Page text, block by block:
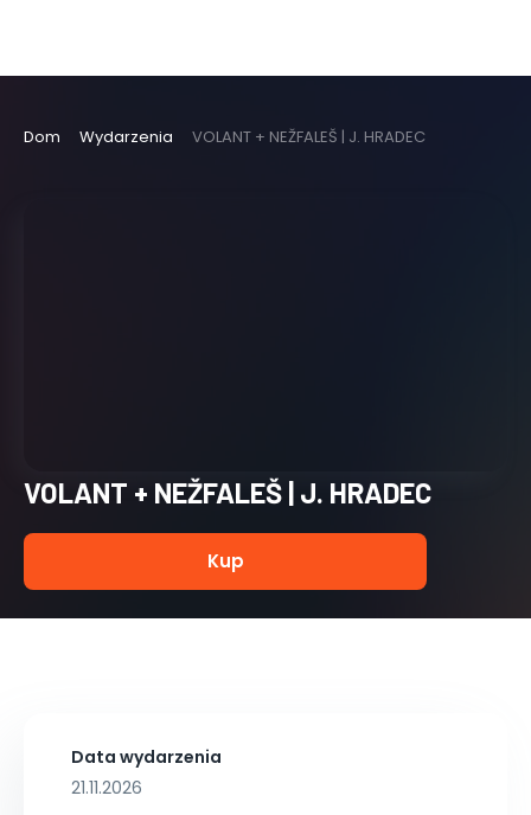
Dom Wydarzenia VOLANT + NEŽFALEŠ | J. HRADEC
VOLANT + NEŽFALEŠ | J. HRADEC
Kup
Data wydarzenia
21.11.2026